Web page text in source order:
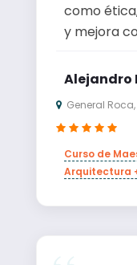
como
y mejora
General
Curso de Maestro mayor de Obra y
Arquitectura